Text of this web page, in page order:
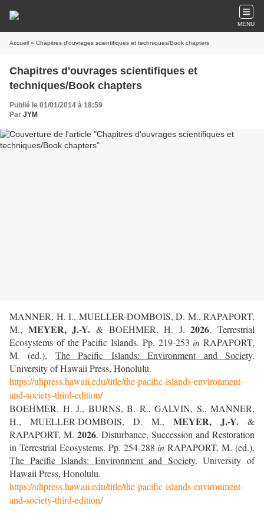
MENU
Accueil » Chapitres d'ouvrages scientifiques et techniques/Book chapters
Chapitres d'ouvrages scientifiques et
techniques/Book chapters
Publié le 01/01/2014 à 18:59
Par JYM
MANNER, H. I., MUELLER-DOMBOIS, D. M., RAPAPORT,
M., MEYER, J.-Y. & BOEHMER, H. J. 2026. Terrestrial
Ecosystems of the Pacific Islands. Pp. 219-253 in RAPAPORT,
M. (ed.), The Pacific Islands: Environment and Society.
University of Hawaii Press, Honolulu.
https://uhpress.hawaii.edu/title/the-pacific-islands-environment-
and-society-third-edition/
BOEHMER, H. J., BURNS, B. R., GALVIN, S., MANNER,
H., MUELLER-DOMBOIS, D. M., MEYER, J.-Y. &
RAPAPORT, M. 2026. Disturbance, Succession and Restoration
in Terrestrial Ecosystems. Pp. 254-288 inRAPAPORT, M. (ed.),
The Pacific Islands: Environment and Society. University of
Hawaii Press, Honolulu.
https://uhpress.hawaii.edu/title/the-pacific-islands-environment-
and-society-third-edition/